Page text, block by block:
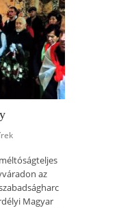
az
Magyar